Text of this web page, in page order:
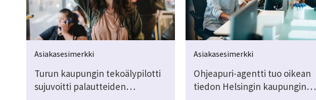
Asiakasesimerkki
Turun kaupungin tekoälypilotti
sujuvoitti palautteiden…
Asiakasesimerkki
Ohjeapuri-agentti tuo oikean
tiedon Helsingin kaupungin…